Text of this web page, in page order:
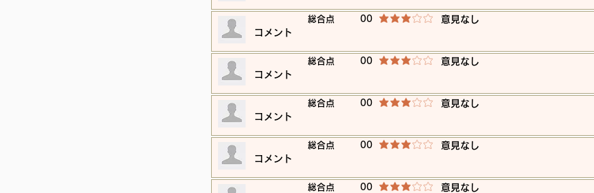
​総合点 00 平均評価 3 /5 ​意見なし
​コメント
​総合点 00 平均評価 3 /5 ​意見なし
​コメント
​総合点 00 平均評価 3 /5 ​意見なし
​コメント
​総合点 00 平均評価 3 /5 ​意見なし
​コメント
​総合点 00 平均評価 3 /5 ​意見なし